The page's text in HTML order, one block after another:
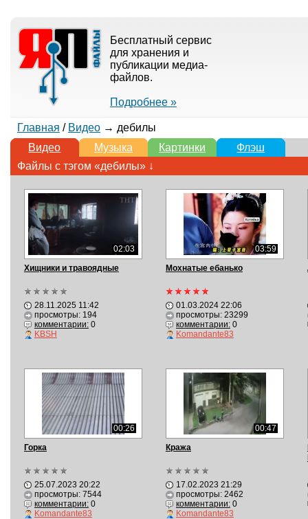
Бесплатный сервис
для хранения и
публикации медиа-
файлов.
Подробнее »
Главная / Видео→ дебилы
Видео
Музыка Картинки
Флэш
Файлы с тэгом «дебилы» ↓
02:03
Хищники и травоядные
28.11.2025 11:42
просмотры: 194
комментарии:0
KBSH
03:59
Мохнатые ебанько
01.03.2024 22:06
просмотры: 23299
комментарии:0
Komandante83
00:26
Горка
25.07.2023 20:22
просмотры: 7544
комментарии:0
Komandante83
00:47
Кража
17.02.2023 21:29
просмотры: 2462
комментарии:0
Komandante83